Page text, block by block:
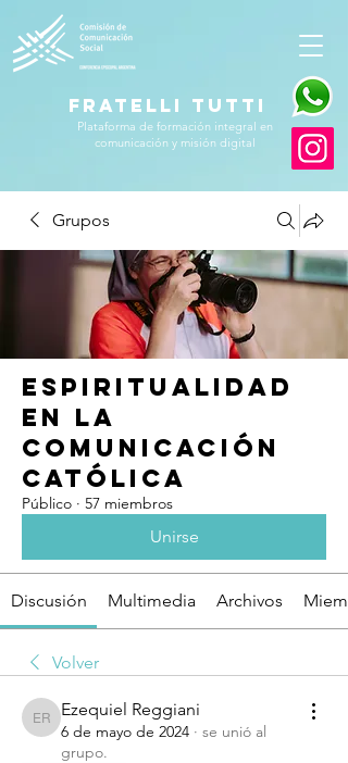
FRATELLI TUTTI
Plataforma de formación integral en
comunicación y misión digital
Grupos
Espiritualidad
en la
comunicación
católica
Público · 57 miembros
Unirse
Discusión Multimedia Archivos
Volver
Ezequiel Reggiani
Ezequiel Reggiani
6 de mayo de 2024 · se unió al
grupo.